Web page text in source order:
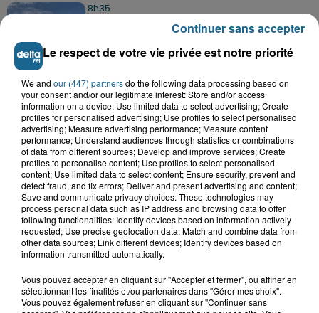
8h35
Les secrets des crustacés et des
flobards dévoilés ce week-end à...
8h21
Même durant les vacances,
Mouv’enfants Dunkerque se mobilise
7h53
Tardinghen : une femme de 75 ans
réanimée après une noyade
Le respect de votre vie privée est notre priorité
We and our (447) partnersdo the following data processing based on
your consent and/or our legitimate interest: Store and/or access
information on a device; Use limited data to select advertising; Create
profiles for personalised advertising; Use profiles to select personalised
advertising; Measure advertising performance; Measure content
performance; Understand audiences through statistics or combinations
of data from different sources; Develop and improve services; Create
profiles to personalise content; Use profiles to select personalised
content; Use limited data to select content; Ensure security, prevent and
detect fraud, and fix errors; Deliver and present advertising and content;
Save and communicate privacy choices. These technologies may
process personal data such as IP address and browsing data to offer
following functionalities: Identify devices based on information actively
requested; Use precise geolocation data; Match and combine data from
other data sources; Link different devices; Identify devices based on
information transmitted automatically.
Vous pouvez accepter en cliquant sur "Accepter et fermer", ou affiner en
sélectionnant les finalités et/ou partenaires dans "Gérer mes choix".
Vous pouvez également refuser en cliquant sur "Continuer sans
Continuer sans accepter